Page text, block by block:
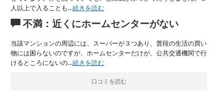
人以上で入ることも…続きを読む
不満：近くにホームセンターがない
当該マンションの周辺には、スーパーが３つあり、普段の生活の買い
物には困らないのですが、ホームセンターだけが、公共交通機関で行
けるところにないの…続きを読む
口コミを読む